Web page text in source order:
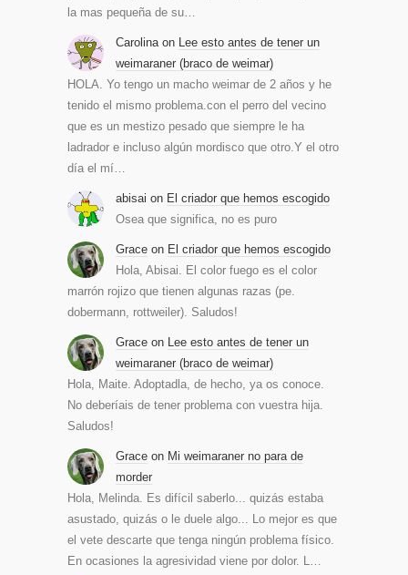
la mas pequeña de su…
Carolina on Lee esto antes de tener un
weimaraner (braco de weimar)
HOLA. Yo tengo un macho weimar de 2 años y he
tenido el mismo problema.con el perro del vecino
que es un mestizo pesado que siempre le ha
ladrador e incluso algún mordisco que otro.Y el otro
día el mí…
abisai on El criador que hemos escogido
Osea que significa, no es puro
Grace on El criador que hemos escogido
Hola, Abisai. El color fuego es el color
marrón rojizo que tienen algunas razas (pe.
dobermann, rottweiler). Saludos!
Grace on Lee esto antes de tener un
weimaraner (braco de weimar)
Hola, Maite. Adoptadla, de hecho, ya os conoce.
No deberíais de tener problema con vuestra hija.
Saludos!
Grace on Mi weimaraner no para de
morder
Hola, Melinda. Es difícil saberlo... quizás estaba
asustado, quizás o le duele algo... Lo mejor es que
el vete descarte que tenga ningún problema físico.
En ocasiones la agresividad viene por dolor. L…